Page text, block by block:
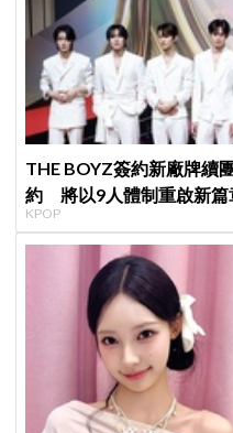
THE BOYZ簽約新廠牌續
約 將以9人體制重啟新篇
KPOP